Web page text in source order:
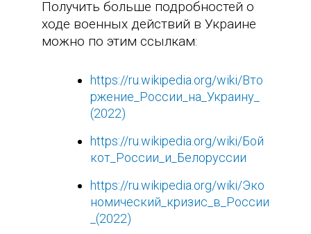
Получить больше подробностей о
ходе военных действий в Украине
можно по этим ссылкам:
https://ru.wikipedia.org/wiki/Вто
ржение_России_на_Украину_
(2022)
https://ru.wikipedia.org/wiki/Бой
кот_России_и_Белоруссии
https://ru.wikipedia.org/wiki/Эко
номический_кризис_в_России
_(2022)